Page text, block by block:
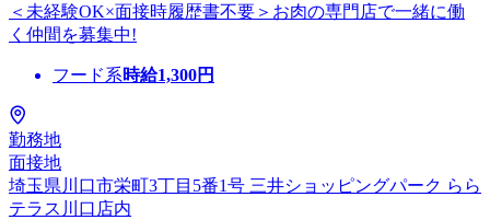
＜未経験OK×面接時履歴書不要＞お肉の専門店で一緒に働
く仲間を募集中!
フード系時給1,300円
勤務地
面接地
埼玉県川口市栄町3丁目5番1号 三井ショッピングパーク らら
テラス川口店内